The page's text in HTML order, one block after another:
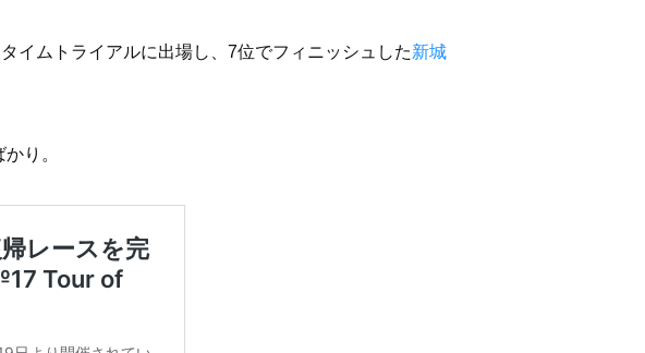
イムトライアルに出場し、7位でフィニッシュした新城
り。